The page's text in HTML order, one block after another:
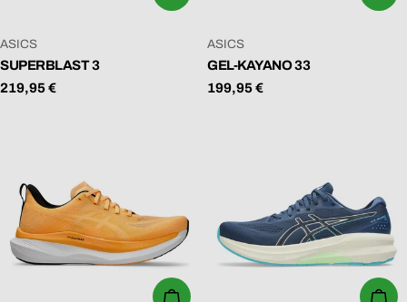
:
VERKÄUFER:
ASICS
SUPERBLAST 3
Regulärer
219,95 €
VERKÄUFER:
ASICS
GEL-KAYANO 33
Regulärer
199,95 €
WÄHLEN SIE OPTIONEN